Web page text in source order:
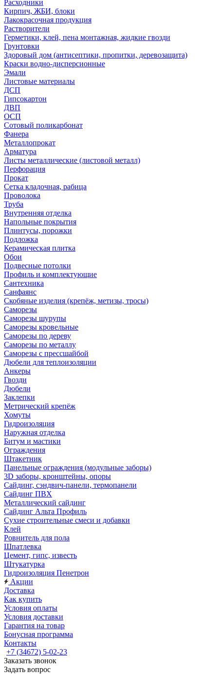
Расходники
Кирпич, ЖБИ, блоки
Лакокрасочная продукция
Растворители
Герметики, клей, пена монтажная, жидкие гвозди
Грунтовки
Здоровый дом (антисептики, пропитки, деревозащита)
Краски водно-дисперсионные
Эмали
Листовые материалы
ДСП
Гипсокартон
ДВП
ОСП
Сотовый поликарбонат
Фанера
Металлопрокат
Арматура
Листы металлические (листовой металл)
Перфорация
Прокат
Сетка кладочная, рабица
Проволока
Труба
Внутренняя отделка
Напольные покрытия
Плинтусы, порожки
Подложка
Керамическая плитка
Обои
Подвесные потолки
Профиль и комплектующие
Сантехника
Санфаянс
Скобяные изделия (крепёж, метизы, тросы)
Саморезы
Саморезы шурупы
Саморезы кровельные
Саморезы по дереву
Саморезы по металлу
Саморезы с прессшайбой
Дюбели для теплоизоляции
Анкеры
Гвозди
Дюбели
Заклепки
Метрический крепёж
Хомуты
Гидроизоляция
Наружная отделка
Битум и мастики
Ограждения
Штакетник
Панельные ограждения (модульные заборы)
3D заборы, кронштейны, опоры
Cайдинг, сэндвич-панели, термопанели
Сайдинг ПВХ
Металлический сайдинг
Сайдинг Альта Профиль
Сухие строительные смеси и добавки
Клей
Ровнитель для пола
Шпатлевка
Цемент, гипс, известь
Штукатурка
Гидроизоляция Пенетрон
Акции
Доставка
Как купить
Условия оплаты
Условия доставки
Гарантия на товар
Бонусная программа
Контакты
+7 (34672) 5-02-23
Заказать звонок
Задать вопрос